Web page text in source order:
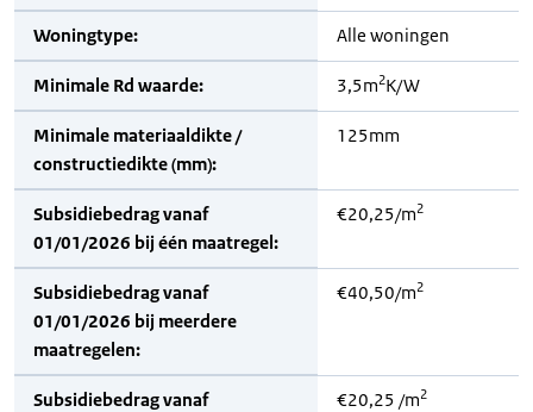
Woningtype: Alle woningen
Minimale Rd waarde: 3,5m2K/W
Minimale materiaaldikte /
constructiedikte (mm):
125mm
Subsidiebedrag vanaf
01/01/2026 bij één maatregel:
€20,25/m2
Subsidiebedrag vanaf
01/01/2026 bij meerdere
maatregelen:
€40,50/m2
Subsidiebedrag vanaf
€20,25 /m2